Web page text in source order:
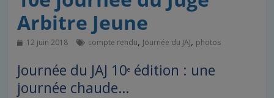
Arbitre Jeune
12 juin 2018 compte rendu, Journée du JAJ, photos
Journée du JAJ 10e édition : une
journée chaude…